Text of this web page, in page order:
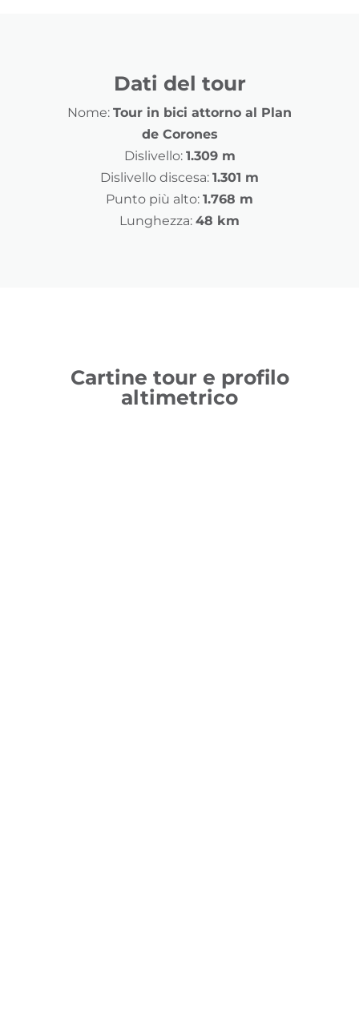
Dati del tour
Nome: Tour in bici attorno al Plan
de Corones
Dislivello: 1.309 m
Dislivello discesa: 1.301 m
Punto più alto: 1.768 m
Lunghezza: 48 km
Cartine tour e profilo
altimetrico